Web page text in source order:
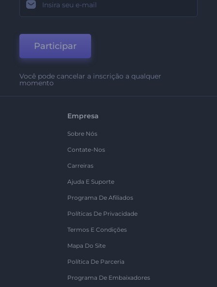
Participar
Você pode cancelar a inscrição a qualquer
momento
Empresa
Sobre Nós
Contate-Nos
Carreiras
Ajuda E Suporte
Programa De Afiliados
Políticas De Privacidade
Termos E Condições
Mapa Do Site
Política De Parceria
Programa De Embaixadores